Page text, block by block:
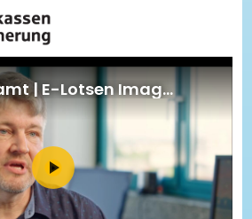
Mach dich schlau
GEMA-Pakt
Di@-Lotsen in Hessen
Energiepreiskrise und Ehrenamt
Flüchtlingshilfe + Integration
Generationsübergreifend aktiv
Patenschaftsprojekte
Qualifizierung & Fortbildung
Stiftungen
Vereine, Spenden, Steuern - Gut zu Wissen
Versicherungsschutz
Wissenswertes rund um dein Ehrenamt
Zahlen, Daten, Fakten aus Hessen